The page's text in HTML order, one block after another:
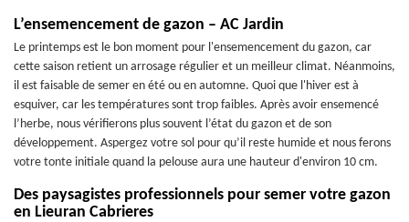
L’ensemencement de gazon – AC Jardin
Le printemps est le bon moment pour l'ensemencement du gazon, car
cette saison retient un arrosage régulier et un meilleur climat. Néanmoins,
il est faisable de semer en été ou en automne. Quoi que l'hiver est à
esquiver, car les températures sont trop faibles. Après avoir ensemencé
l’herbe, nous vérifierons plus souvent l’état du gazon et de son
développement. Aspergez votre sol pour qu’il reste humide et nous ferons
votre tonte initiale quand la pelouse aura une hauteur d'environ 10 cm.
Des paysagistes professionnels pour semer votre gazon
en Lieuran Cabrieres